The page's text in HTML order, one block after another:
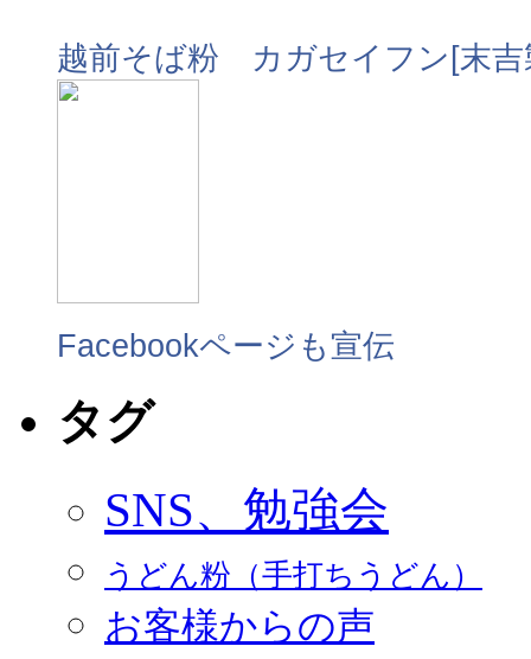
越前そば粉 カガセイフン[末吉
Facebookページも宣伝
タグ
SNS、勉強会
うどん粉（手打ちうどん）
お客様からの声